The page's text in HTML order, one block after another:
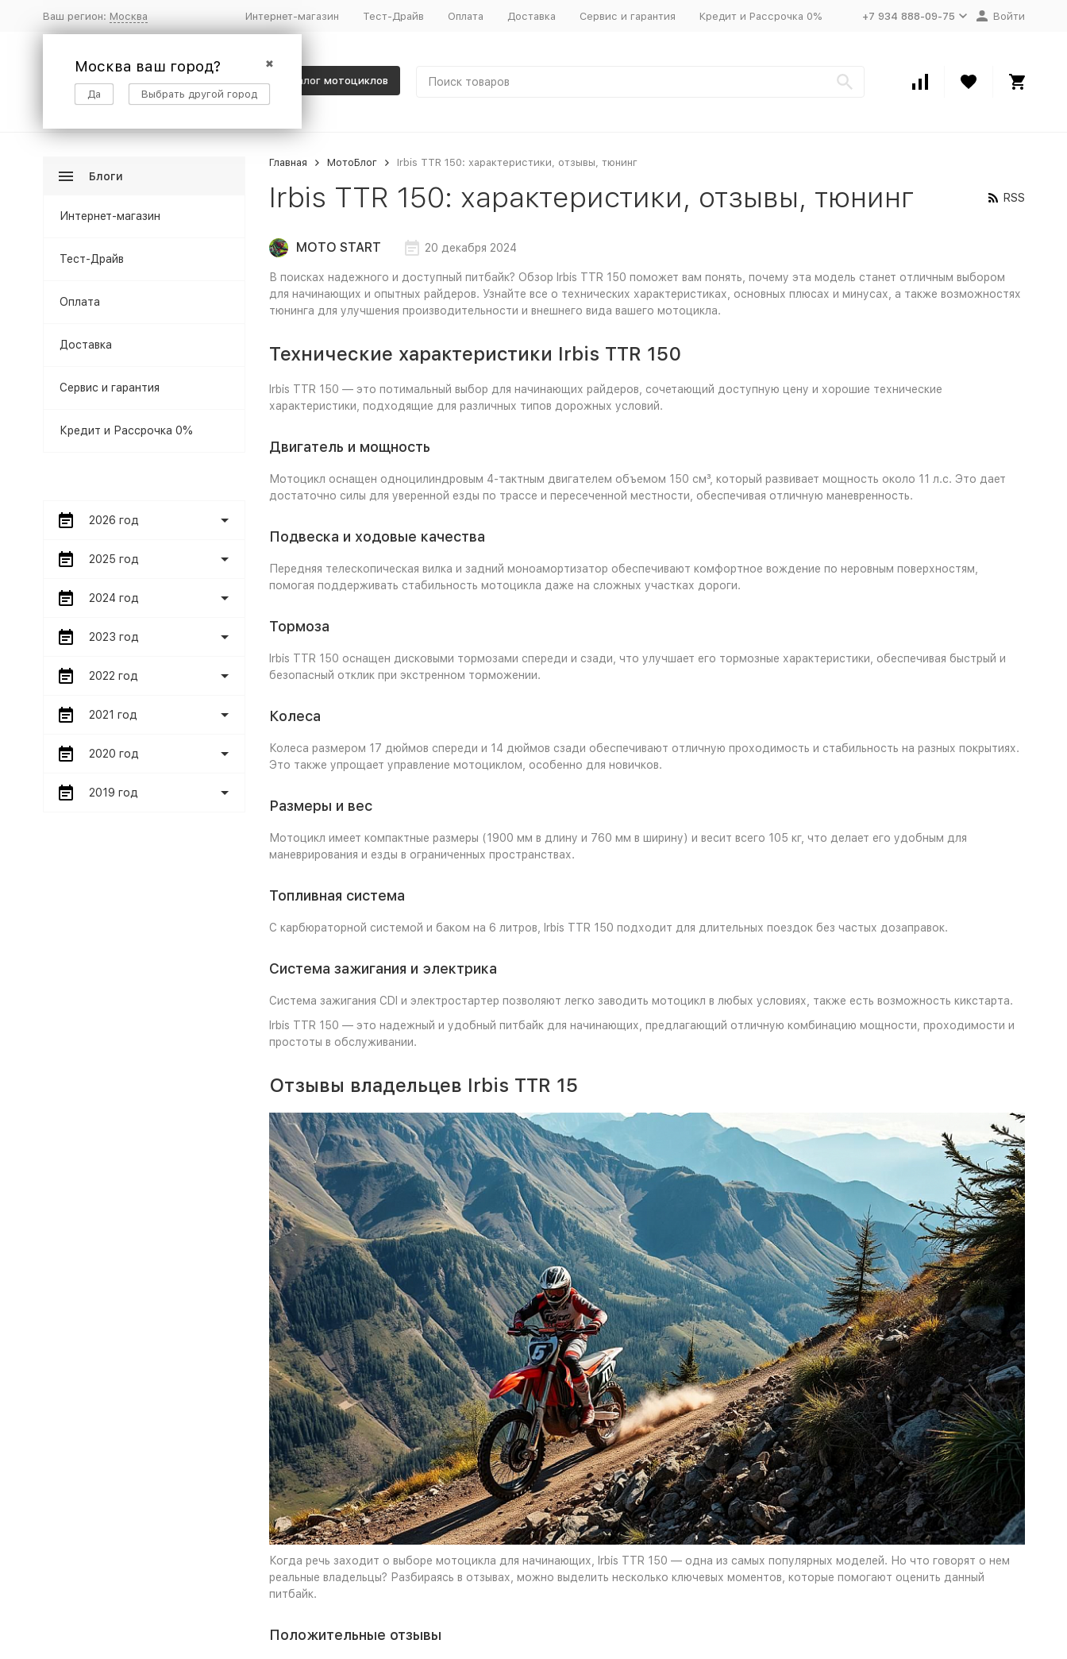
Ваш регион: Москва
✖
Москва ваш город?
Да Выбрать другой город
Интернет-магазин Тест-Драйв Оплата Доставка Сервис и гарантия Кредит и Рассрочка 0% +7 934 888-09-75 Войти
Каталог мотоциклов
Главная МотоБлог Irbis TTR 150: характеристики, отзывы, тюнинг
Irbis TTR 150: характеристики, отзывы, тюнинг RSS
MOTO START 20 декабря 2024
В поисках надежного и доступный питбайк? Обзор Irbis TTR 150 поможет вам понять, почему эта модель станет отличным выбором
для начинающих и опытных райдеров. Узнайте все о технических характеристиках, основных плюсах и минусах, а также возможностях
тюнинга для улучшения производительности и внешнего вида вашего мотоцикла.
Технические характеристики Irbis TTR 150
Irbis TTR 150 — это потимальный выбор для начинающих райдеров, сочетающий доступную цену и хорошие технические
характеристики, подходящие для различных типов дорожных условий.
Двигатель и мощность
Мотоцикл оснащен одноцилиндровым 4-тактным двигателем объемом 150 см³, который развивает мощность около 11 л.с. Это дает
достаточно силы для уверенной езды по трассе и пересеченной местности, обеспечивая отличную маневренность.
Подвеска и ходовые качества
Передняя телескопическая вилка и задний моноамортизатор обеспечивают комфортное вождение по неровным поверхностям,
помогая поддерживать стабильность мотоцикла даже на сложных участках дороги.
Тормоза
Irbis TTR 150 оснащен дисковыми тормозами спереди и сзади, что улучшает его тормозные характеристики, обеспечивая быстрый и
безопасный отклик при экстренном торможении.
Колеса
Колеса размером 17 дюймов спереди и 14 дюймов сзади обеспечивают отличную проходимость и стабильность на разных покрытиях.
Это также упрощает управление мотоциклом, особенно для новичков.
Размеры и вес
Мотоцикл имеет компактные размеры (1900 мм в длину и 760 мм в ширину) и весит всего 105 кг, что делает его удобным для
маневрирования и езды в ограниченных пространствах.
Топливная система
С карбюраторной системой и баком на 6 литров, Irbis TTR 150 подходит для длительных поездок без частых дозаправок.
Система зажигания и электрика
Система зажигания CDI и электростартер позволяют легко заводить мотоцикл в любых условиях, также есть возможность кикстарта.
Irbis TTR 150 — это надежный и удобный питбайк для начинающих, предлагающий отличную комбинацию мощности, проходимости и
простоты в обслуживании.
Отзывы владельцев Irbis TTR 15
Когда речь заходит о выборе мотоцикла для начинающих, Irbis TTR 150 — одна из самых популярных моделей. Но что говорят о нем
реальные владельцы? Разбираясь в отзывах, можно выделить несколько ключевых моментов, которые помогают оценить данный
питбайк.
Положительные отзывы
Блоги
Интернет-магазин
Тест-Драйв
Оплата
Доставка
Сервис и гарантия
Кредит и Рассрочка 0%
2026 год
2025 год
2024 год
2023 год
2022 год
2021 год
2020 год
2019 год